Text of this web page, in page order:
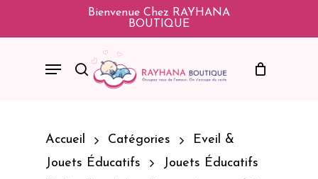
Bienvenue Chez RAYHANA
BOUTIQUE
Search
Menu
Accueil Catégories
Eveil &
Jouets Éducatifs
Jouets Éducatifs